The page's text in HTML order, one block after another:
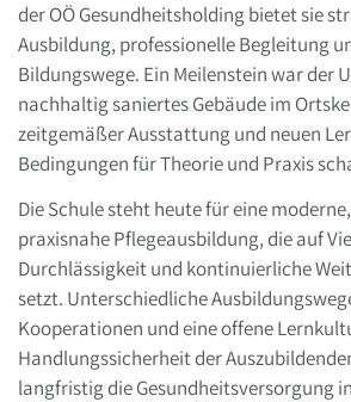
der OÖ Gesundheitsholding bietet sie
Ausbildung, professionelle Begleitung
Bildungswege. Ein Meilenstein war der
nachhaltig saniertes Gebäude im
zeitgemäßer Ausstattung und neuen
Bedingungen für Theorie und Praxis
Die Schule steht heute für eine
praxisnahe Pflegeausbildung, die auf
Durchlässigkeit und kontinuierliche
setzt. Unterschiedliche
Kooperationen und eine offene
Handlungssicherheit der
langfristig die Gesundheitsversorgung